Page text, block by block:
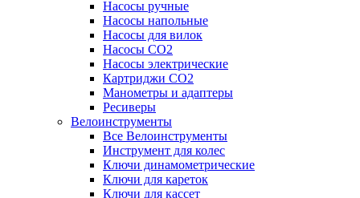
Насосы ручные
Насосы напольные
Насосы для вилок
Насосы CO2
Насосы электрические
Картриджи CO2
Манометры и адаптеры
Ресиверы
Велоинструменты
Все Велоинструменты
Инструмент для колес
Ключи динамометрические
Ключи для кареток
Ключи для кассет